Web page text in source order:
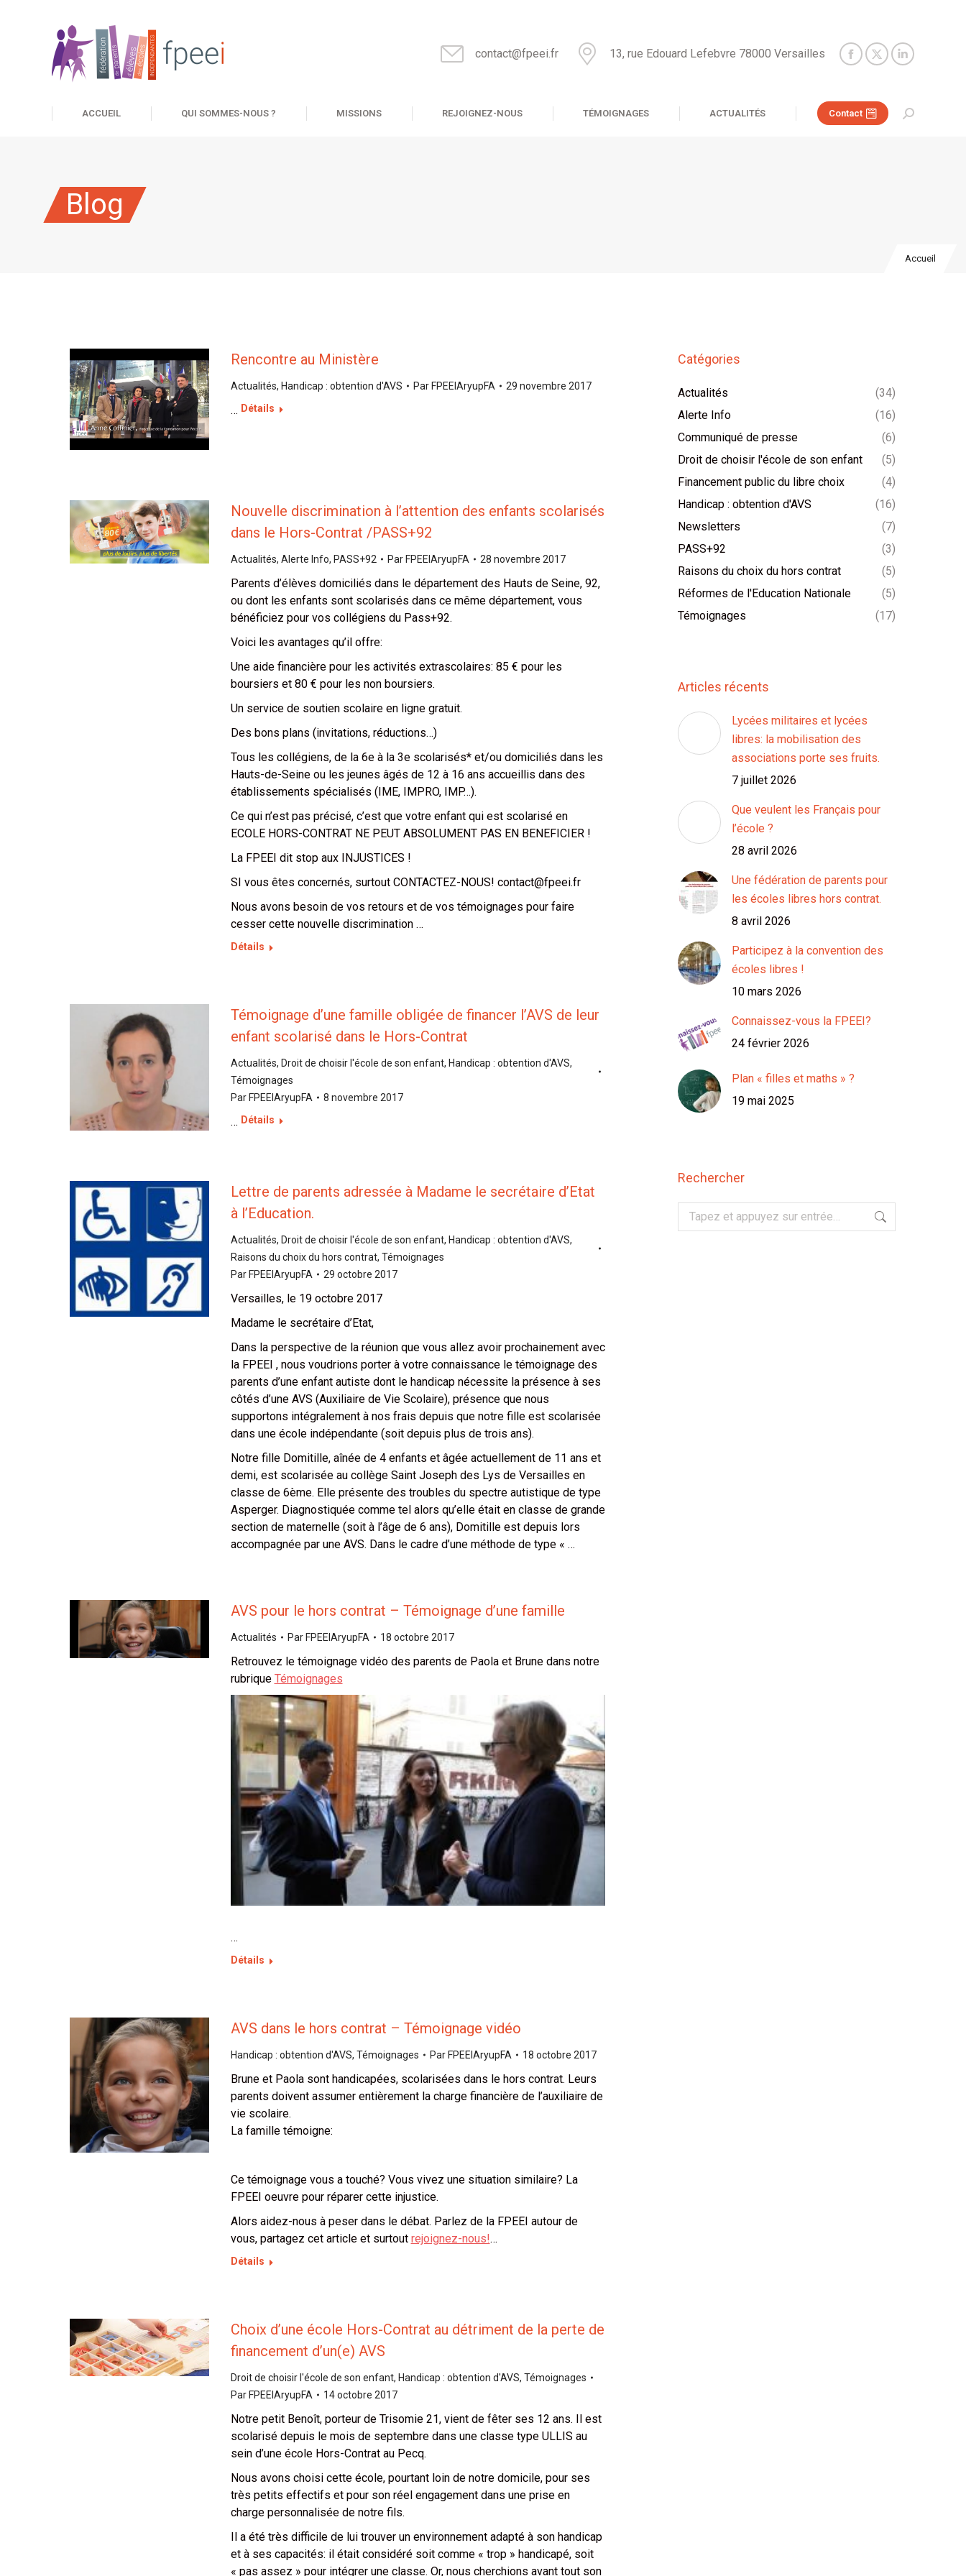
contact@fpeei.fr 13, rue Edouard Lefebvre 78000 Versailles
ACCUEIL QUI SOMMES-NOUS ? MISSIONS REJOIGNEZ-NOUS TÉMOIGNAGES ACTUALITÉS Contact
Recherche
Blog
Vous
Accueil
Rencontre au Ministère
Actualités, Handicap : obtention d'AVS Par FPEEIAryupFA 29 novembre 2017
… Détails
Nouvelle discrimination à l’attention des enfants scolarisés
dans le Hors-Contrat /PASS+92
Actualités, Alerte Info, PASS+92 Par FPEEIAryupFA 28 novembre 2017
Parents d’élèves domiciliés dans le département des Hauts de Seine, 92,
ou dont les enfants sont scolarisés dans ce même département, vous
bénéficiez pour vos collégiens du Pass+92.
Voici les avantages qu’il offre:
Une aide financière pour les activités extrascolaires: 85 € pour les
boursiers et 80 € pour les non boursiers.
Un service de soutien scolaire en ligne gratuit.
Des bons plans (invitations, réductions…)
Tous les collégiens, de la 6e à la 3e scolarisés* et/ou domiciliés dans les
Hauts-de-Seine ou les jeunes âgés de 12 à 16 ans accueillis dans des
établissements spécialisés (IME, IMPRO, IMP…).
Ce qui n’est pas précisé, c’est que votre enfant qui est scolarisé en
ECOLE HORS-CONTRAT NE PEUT ABSOLUMENT PAS EN BENEFICIER !
La FPEEI dit stop aux INJUSTICES !
SI vous êtes concernés, surtout CONTACTEZ-NOUS! contact@fpeei.fr
Nous avons besoin de vos retours et de vos témoignages pour faire
cesser cette nouvelle discrimination …
Détails
Témoignage d’une famille obligée de financer l’AVS de leur
enfant scolarisé dans le Hors-Contrat
Actualités, Droit de choisir l'école de son enfant, Handicap : obtention d'AVS,
Témoignages
Par FPEEIAryupFA 8 novembre 2017
… Détails
Lettre de parents adressée à Madame le secrétaire d’Etat
à l’Education.
Actualités, Droit de choisir l'école de son enfant, Handicap : obtention d'AVS,
Raisons du choix du hors contrat, Témoignages
Par FPEEIAryupFA 29 octobre 2017
Versailles, le 19 octobre 2017
Madame le secrétaire d’Etat,
Dans la perspective de la réunion que vous allez avoir prochainement avec
la FPEEI , nous voudrions porter à votre connaissance le témoignage des
parents d’une enfant autiste dont le handicap nécessite la présence à ses
côtés d’une AVS (Auxiliaire de Vie Scolaire), présence que nous
supportons intégralement à nos frais depuis que notre fille est scolarisée
dans une école indépendante (soit depuis plus de trois ans).
Notre fille Domitille, aînée de 4 enfants et âgée actuellement de 11 ans et
demi, est scolarisée au collège Saint Joseph des Lys de Versailles en
classe de 6ème. Elle présente des troubles du spectre autistique de type
Asperger. Diagnostiquée comme tel alors qu’elle était en classe de grande
section de maternelle (soit à l’âge de 6 ans), Domitille est depuis lors
accompagnée par une AVS. Dans le cadre d’une méthode de type « …
AVS pour le hors contrat – Témoignage d’une famille
Actualités Par FPEEIAryupFA 18 octobre 2017
Retrouvez le témoignage vidéo des parents de Paola et Brune dans notre
rubrique Témoignages
…
Détails
AVS dans le hors contrat – Témoignage vidéo
Handicap : obtention d'AVS, Témoignages Par FPEEIAryupFA 18 octobre 2017
Brune et Paola sont handicapées, scolarisées dans le hors contrat. Leurs
parents doivent assumer entièrement la charge financière de l’auxiliaire de
vie scolaire.
La famille témoigne:
Ce témoignage vous a touché? Vous vivez une situation similaire? La
FPEEI oeuvre pour réparer cette injustice.
Alors aidez-nous à peser dans le débat. Parlez de la FPEEI autour de
vous, partagez cet article et surtout rejoignez-nous!…
Détails
Choix d’une école Hors-Contrat au détriment de la perte de
financement d’un(e) AVS
Droit de choisir l'école de son enfant, Handicap : obtention d'AVS, Témoignages
Par FPEEIAryupFA 14 octobre 2017
Notre petit Benoît, porteur de Trisomie 21, vient de fêter ses 12 ans. Il est
scolarisé depuis le mois de septembre dans une classe type ULLIS au
sein d’une école Hors-Contrat au Pecq.
Nous avons choisi cette école, pourtant loin de notre domicile, pour ses
très petits effectifs et pour son réel engagement dans une prise en
charge personnalisée de notre fils.
Il a été très difficile de lui trouver un environnement adapté à son handicap
et à ses capacités: il était considéré soit comme « trop » handicapé, soit
« pas assez » pour intégrer une classe. Or, nous cherchions avant tout son
Catégories
Actualités
(34)
Alerte Info
(16)
Communiqué de presse
(6)
Droit de choisir l'école de son enfant
(5)
Financement public du libre choix
(4)
Handicap : obtention d'AVS
(16)
Newsletters
(7)
PASS+92
(3)
Raisons du choix du hors contrat
(5)
Réformes de l'Education Nationale
(5)
Témoignages
(17)
Articles récents
Lycées militaires et lycées
libres: la mobilisation des
associations porte ses fruits.
7 juillet 2026
Que veulent les Français pour
l’école ?
28 avril 2026
Une fédération de parents pour
les écoles libres hors contrat.
8 avril 2026
Participez à la convention des
écoles libres !
10 mars 2026
Connaissez-vous la FPEEI?
24 février 2026
Plan « filles et maths » ?
19 mai 2025
Rechercher
Recherche
: